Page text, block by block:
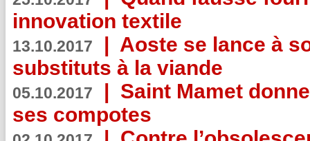
innovation textile
13.10.2017 | Aoste se lance à
substituts à la viande
05.10.2017 | Saint Mamet
ses compotes